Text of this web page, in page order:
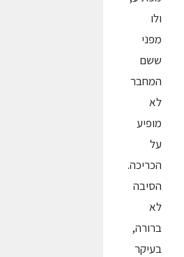
ולו
מפני
ששם
המחבר
לא
מופיע
על
הכריכה.
הסיבה
לא
ברורה,
בעיקר